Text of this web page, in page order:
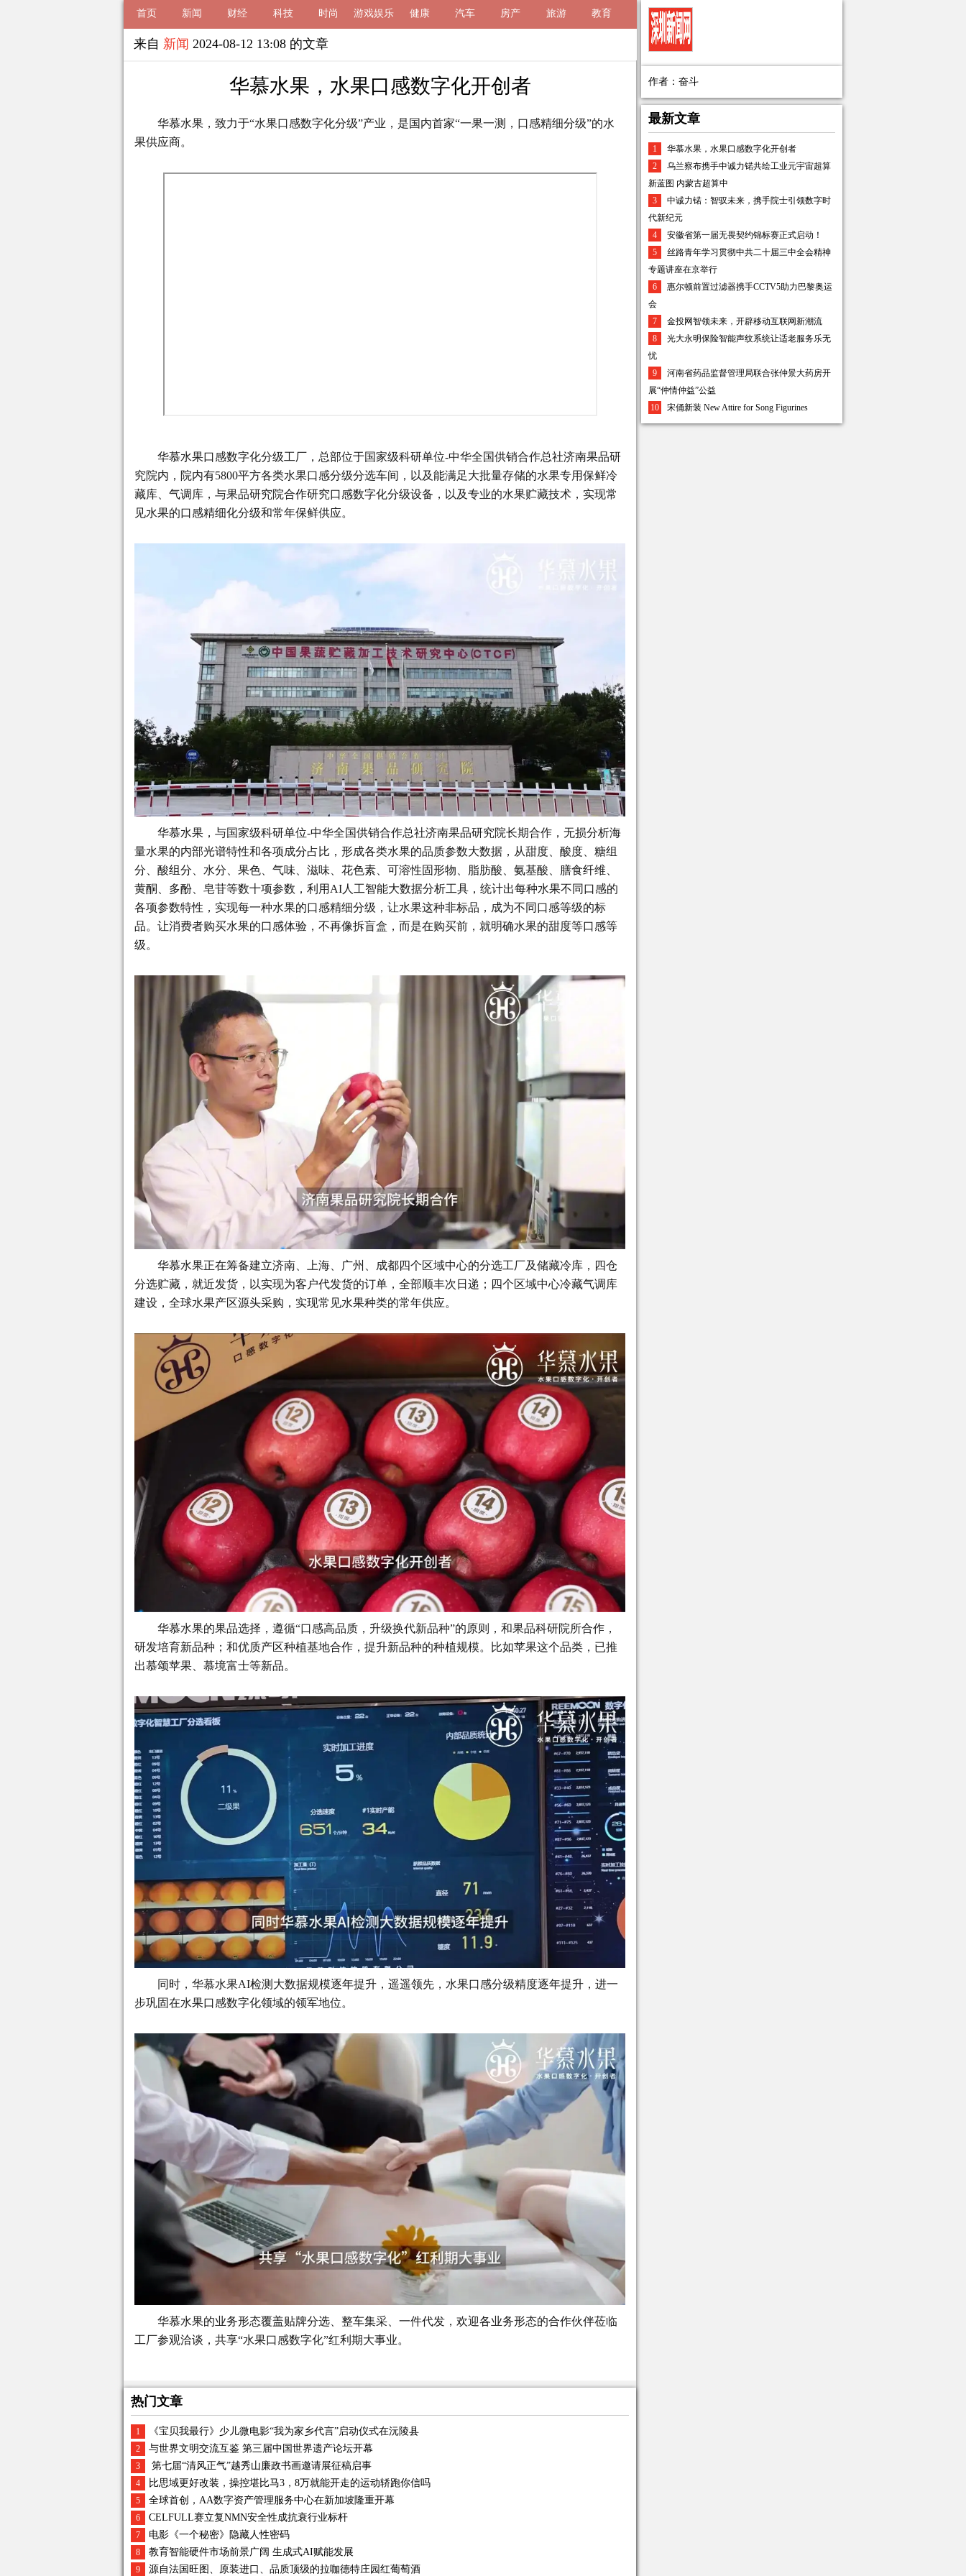
首页 新闻 财经 科技 时尚 游戏娱乐 健康 汽车 房产 旅游 教育
来自 新闻 2024-08-12 13:08 的文章
华慕水果，水果口感数字化开创者
华慕水果，致力于“水果口感数字化分级”产业，是国内首家“一果一测，口感精细分级”的水
果供应商。
华慕水果口感数字化分级工厂，总部位于国家级科研单位-中华全国供销合作总社济南果品研
究院内，院内有5800平方各类水果口感分级分选车间，以及能满足大批量存储的水果专用保鲜冷
藏库、气调库，与果品研究院合作研究口感数字化分级设备，以及专业的水果贮藏技术，实现常
见水果的口感精细化分级和常年保鲜供应。
华慕水果，与国家级科研单位-中华全国供销合作总社济南果品研究院长期合作，无损分析海
量水果的内部光谱特性和各项成分占比，形成各类水果的品质参数大数据，从甜度、酸度、糖组
分、酸组分、水分、果色、气味、滋味、花色素、可溶性固形物、脂肪酸、氨基酸、膳食纤维、
黄酮、多酚、皂苷等数十项参数，利用AI人工智能大数据分析工具，统计出每种水果不同口感的
各项参数特性，实现每一种水果的口感精细分级，让水果这种非标品，成为不同口感等级的标
品。让消费者购买水果的口感体验，不再像拆盲盒，而是在购买前，就明确水果的甜度等口感等
级。
华慕水果正在筹备建立济南、上海、广州、成都四个区域中心的分选工厂及储藏冷库，四仓
分选贮藏，就近发货，以实现为客户代发货的订单，全部顺丰次日递；四个区域中心冷藏气调库
建设，全球水果产区源头采购，实现常见水果种类的常年供应。
华慕水果的果品选择，遵循“口感高品质，升级换代新品种”的原则，和果品科研院所合作，
研发培育新品种；和优质产区种植基地合作，提升新品种的种植规模。比如苹果这个品类，已推
出慕颂苹果、慕境富士等新品。
同时，华慕水果AI检测大数据规模逐年提升，遥遥领先，水果口感分级精度逐年提升，进一
步巩固在水果口感数字化领域的领军地位。
华慕水果的业务形态覆盖贴牌分选、整车集采、一件代发，欢迎各业务形态的合作伙伴莅临
工厂参观洽谈，共享“水果口感数字化”红利期大事业。
热门文章
1 《宝贝我最行》少儿微电影“我为家乡代言”启动仪式在沅陵县
2 与世界文明交流互鉴 第三届中国世界遗产论坛开幕
3 第七届“清风正气”越秀山廉政书画邀请展征稿启事
4 比思域更好改装，操控堪比马3，8万就能开走的运动轿跑你信吗
5 全球首创，AA数字资产管理服务中心在新加坡隆重开幕
6 CELFULL赛立复NMN安全性成抗衰行业标杆
7 电影《一个秘密》隐藏人性密码
8 教育智能硬件市场前景广阔 生成式AI赋能发展
9 源自法国旺图、原装进口、品质顶级的拉咖德特庄园红葡萄酒
作者：奋斗
最新文章
1
华慕水果，水果口感数字化开创者
2
乌兰察布携手中诚力锘共绘工业元宇宙超算
新蓝图 内蒙古超算中
3
中诚力锘：智驭未来，携手院士引领数字时
代新纪元
4
安徽省第一届无畏契约锦标赛正式启动！
5
丝路青年学习贯彻中共二十届三中全会精神
专题讲座在京举行
6
惠尔顿前置过滤器携手CCTV5助力巴黎奥运
会
7
金投网智领未来，开辟移动互联网新潮流
8
光大永明保险智能声纹系统让适老服务乐无
忧
9
河南省药品监督管理局联合张仲景大药房开
展“仲情仲益”公益
10
宋俑新装 New Attire for Song Figurines